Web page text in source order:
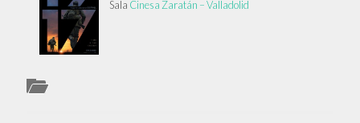
Sala Cinesa Zaratán – Valladolid